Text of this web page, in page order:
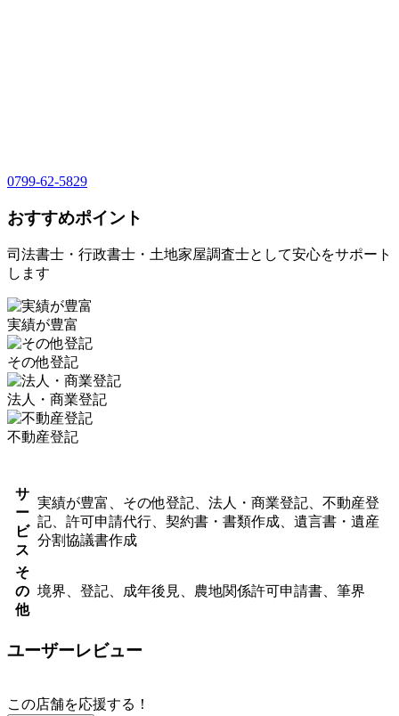
0799-62-5829
おすすめポイント
司法書士・行政書士・土地家屋調査士として安心をサポート
します
実績が豊富
その他登記
法人・商業登記
不動産登記
サ
ー
ビ
ス
実績が豊富、その他登記、法人・商業登記、不動産登
記、許可申請代行、契約書・書類作成、遺言書・遺産
分割協議書作成
そ
の
他
境界、登記、成年後見、農地関係許可申請書、筆界
ユーザーレビュー
この店舗を応援する！